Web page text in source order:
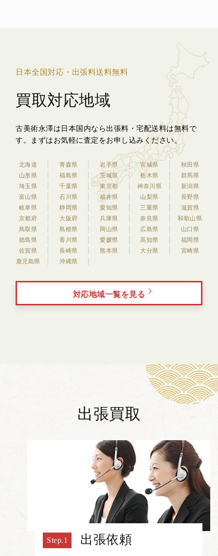
日本全国対応・出張料送料無料
買取対応地域
古美術永澤は日本国内なら出張料・宅配送料は無料で
す。
まずはお気軽に査定をお申し込みください。
北海道 青森県 岩手県 宮城県
秋田県
山形県
福島県 茨城県 栃木県
群馬県
埼玉県
千葉県 東京都 神奈川県
新潟県
富山県
石川県 福井県 山梨県
長野県
岐阜県
静岡県 愛知県 三重県
滋賀県
京都府
大阪府 兵庫県 奈良県
和歌山県
鳥取県
島根県 岡山県 広島県
山口県
徳島県
香川県 愛媛県 高知県
福岡県
佐賀県
長崎県 熊本県 大分県
宮崎県
鹿児島県
沖縄県
対応地域一覧を見る
出張買取
出張依頼